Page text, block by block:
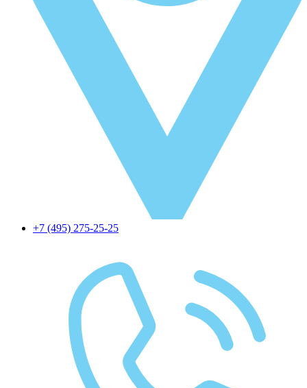
+7 (495) 275-25-25